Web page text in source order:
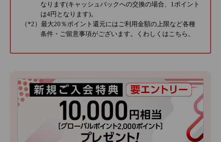
なります(キャッシュバックへの交換の場合、1ポイント
は4円となります)。
（*2）最大20％ポイント還元にはご利用金額の上限など各種
条件・ご留意事項がございます。くわしくはこちら 。